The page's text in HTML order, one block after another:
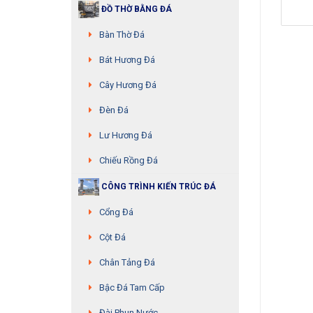
ĐỒ THỜ BẰNG ĐÁ
Bàn Thờ Đá
Bát Hương Đá
Cây Hương Đá
Đèn Đá
Lư Hương Đá
Chiếu Rồng Đá
CÔNG TRÌNH KIẾN TRÚC ĐÁ
Cổng Đá
Cột Đá
Chân Tảng Đá
Bậc Đá Tam Cấp